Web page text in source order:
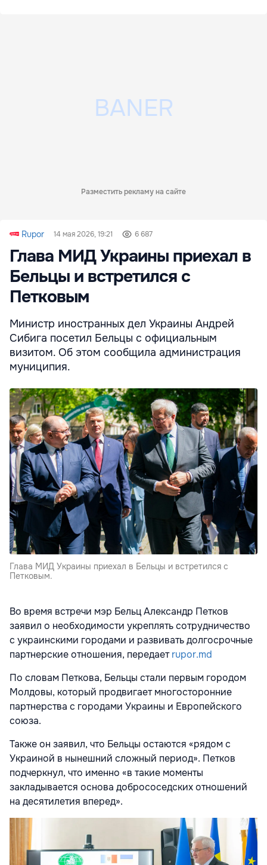
Разместить рекламу на сайте
Rupor 14 мая 2026, 19:21 6 687
Глава МИД Украины приехал в
Бельцы и встретился с
Петковым
Министр иностранных дел Украины Андрей
Сибига посетил Бельцы с официальным
визитом. Об этом сообщила администрация
муниципия.
Глава МИД Украины приехал в Бельцы и встретился с
Петковым.
Во время встречи мэр Бельц Александр Петков
заявил о необходимости укреплять сотрудничество
с украинскими городами и развивать долгосрочные
партнерские отношения, передаетrupor.md
По словам Петкова, Бельцы стали первым городом
Молдовы, который продвигает многосторонние
партнерства с городами Украины и Европейского
союза.
Также он заявил, что Бельцы остаются «рядом с
Украиной в нынешний сложный период». Петков
подчеркнул, что именно «в такие моменты
закладывается основа добрососедских отношений
на десятилетия вперед».